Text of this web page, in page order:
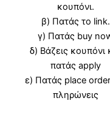
κουπόνι.
β) Πατάς το link.
γ) Πατάς buy
δ) Βάζεις κουπόνι
πατάς apply
ε) Πατάς place
πληρώνεις